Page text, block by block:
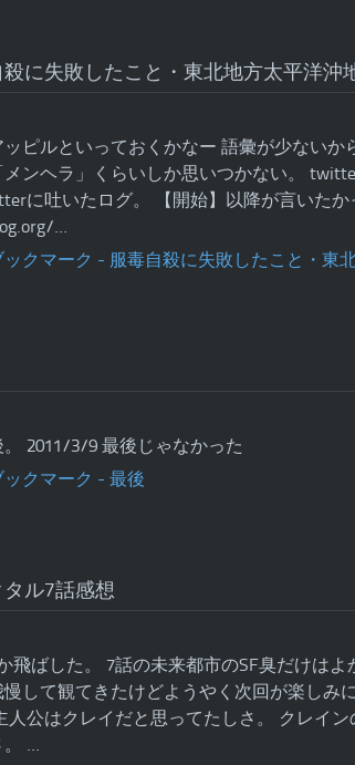
殺に失敗したこと・東北地方太平洋沖
ッピルといっておくかなー 語彙が少ないか
メンヘラ」くらいしか思いつかない。
に吐いたログ。 【開始】以降が言いたか
…
。 2011/3/9 最後じゃなかった
タル7話感想
飛ばした。 7話の未来都市のSF臭だけはよ
慢して観てきたけどようやく次回が楽しみ
人公はクレイだと思ってたしさ。 クレイ
。 …